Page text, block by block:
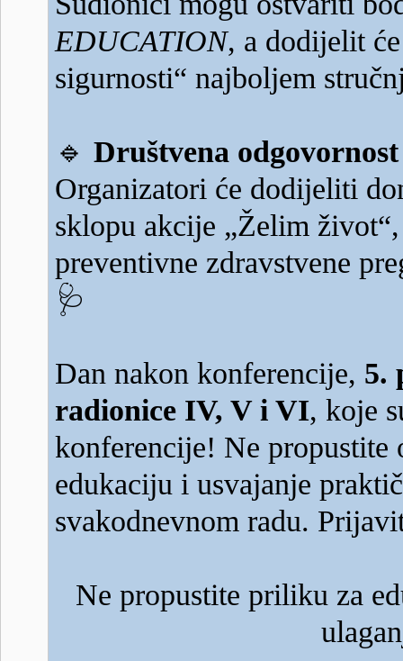
EDUCATION, a dodijelit
sigurnosti“ najboljem
🔹 Društvena
Organizatori će dodijeliti
sklopu akcije „Želim
preventivne zdravstvene
🩺
Dan nakon konferencije, 5.
radionice IV, V i VI, koje
konferencije! Ne
edukaciju i usvajanje
svakodnevnom radu.
Ne propustite priliku za